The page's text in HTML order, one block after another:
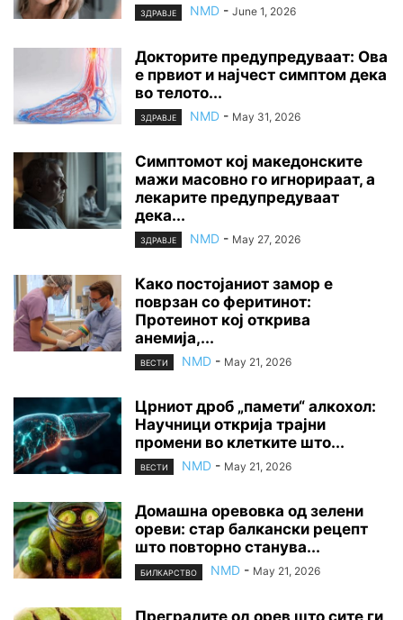
ЗДРАВЈЕ NMD - June 1, 2026
Докторите предупредуваат: Ова
е првиот и најчест симптом дека
во телото...
ЗДРАВЈЕ NMD - May 31, 2026
Симптомот кој македонските
мажи масовно го игнорираат, а
лекарите предупредуваат
дека...
ЗДРАВЈЕ NMD - May 27, 2026
Како постојаниот замор е
поврзан со феритинот:
Протеинот кој открива
анемија,...
ВЕСТИ NMD - May 21, 2026
Црниот дроб „памети“ алкохол:
Научници открија трајни
промени во клетките што...
ВЕСТИ NMD - May 21, 2026
Домашна оревовка од зелени
ореви: стар балкански рецепт
што повторно станува...
БИЛКАРСТВО NMD - May 21, 2026
Преградите од орев што сите ги